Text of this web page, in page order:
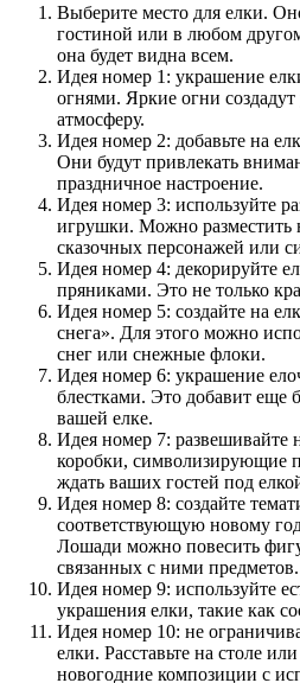
Выберите место для елки.
гостиной или в любом
она будет видна всем.
Идея номер 1: украшение
огнями. Яркие огни
атмосферу.
Идея номер 2: добавьте на
Они будут привлекать
праздничное настроение.
Идея номер 3: используйте
игрушки. Можно разместить
сказочных персонажей или
Идея номер 4: декорируйте
пряниками. Это не только
Идея номер 5: создайте на
снега». Для этого можно
снег или снежные флоки.
Идея номер 6: украшение
блестками. Это добавит еще
вашей елке.
Идея номер 7: развешивайте
коробки, символизирующие
ждать ваших гостей под
Идея номер 8: создайте
соответствующую новому
Лошади можно повесить
связанных с ними предметов.
Идея номер 9: используйте
украшения елки, такие как
Идея номер 10: не
елки. Расставьте на столе
новогодние композиции с